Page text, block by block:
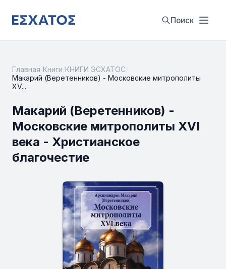
Поиск
Главная Книги КНИГИ ЭСХАТОС
Макарий (Веретенников) - Московские митрополиты
XV...
Макарий (Веретенников) -
Московские митрополиты XVI
века - Христианское
благочестие